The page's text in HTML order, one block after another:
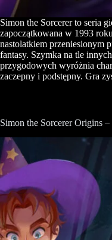
Simon the Sorcerer to seria
zapoczątkowana w 1993
nastolatkiem przeniesionym
fantasy. Szymka na tle
przygodowych wyróżnia
zaczepny i podstępny. Gra
Simon the Sorcerer Origins